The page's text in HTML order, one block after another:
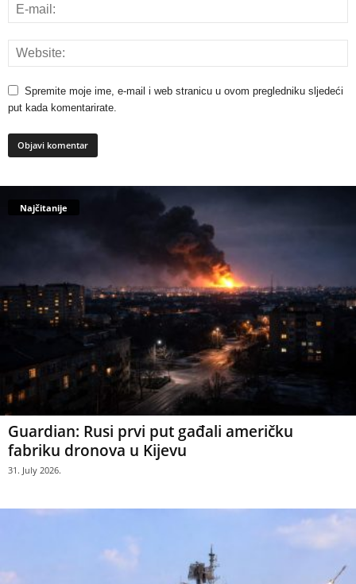
Spremite moje ime, e-mail i web stranicu u ovom pregledniku sljedeći
put kada komentarirate.
Najčitanije
Guardian: Rusi prvi put gađali američku
fabriku dronova u Kijevu
31. July 2026.